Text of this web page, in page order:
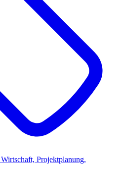
Projektplanung,